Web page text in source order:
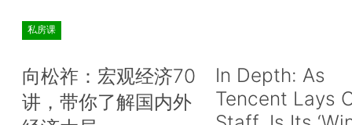
私房课
向松祚：宏观经济70
讲，带你了解国内外
In Depth: As
Tencent Lays